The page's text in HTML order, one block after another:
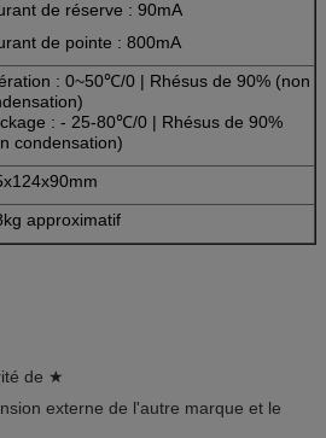
de réserve : 90mA
de pointe : 800mA
: 0~50℃/0 | Rhésus de 90% (non
: - 25-80℃/0 | Rhésus de 90%
condensation)
approximatif
de ★
externe de l'autre marque et le